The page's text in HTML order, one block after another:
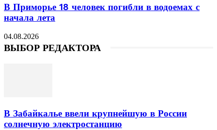
В Приморье 18 человек погибли в водоемах с
начала лета
04.08.2026
ВЫБОР РЕДАКТОРА
В Забайкалье ввели крупнейшую в России
солнечную электростанцию